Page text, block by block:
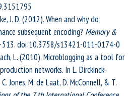
J. D. (2012). When and why do
subsequent encoding? Memory &
doi:10.3758/s13421-011-0174-0
L. (2010). Microblogging as a tool for
networks. In L. Dirckinck-
Jones, M. de Laat, D. McConnell, & T.